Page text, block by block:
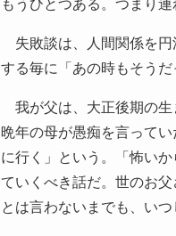
もうひとつある。つまり
失敗談は、人間関係を円
する毎に「あの時もそう
我が父は、大正後期の生
晩年の母が愚痴を言って
に行く」という。「怖い
ていくべき話だ。世のお
とは言わないまでも、い